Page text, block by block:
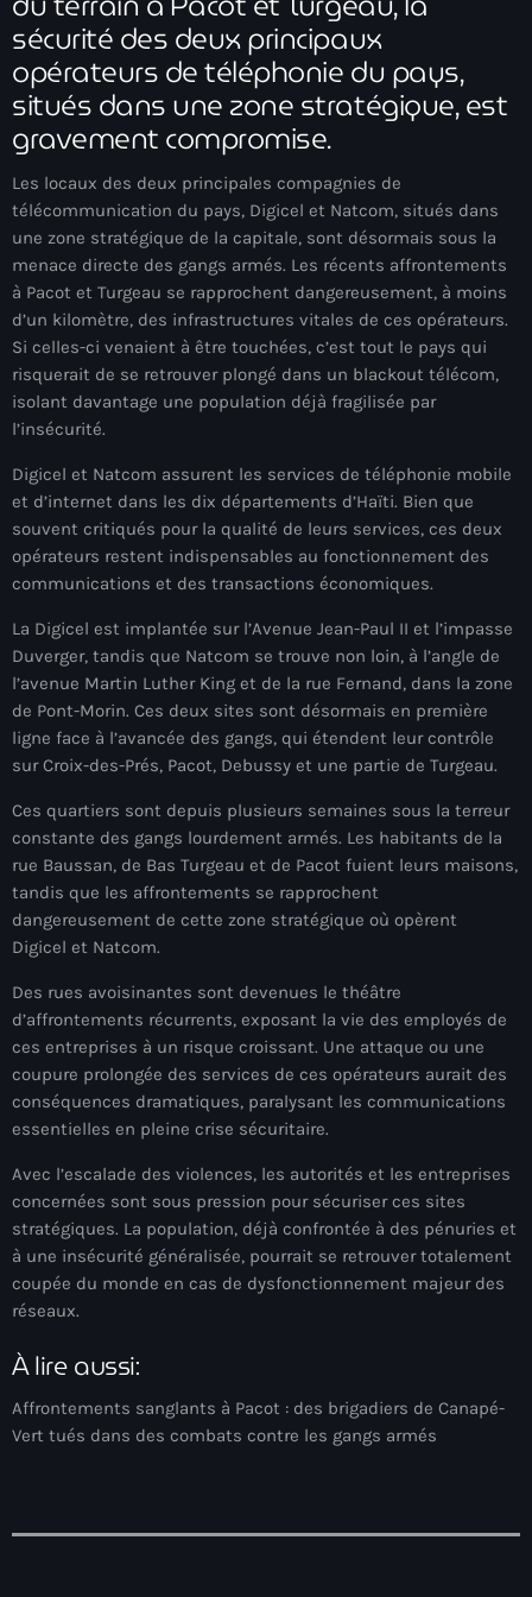
mai 2026
avril 2026
mars 2026
janvier 2026
décembre 2025
novembre 2025
octobre 2025
septembre 2025
août 2025
juillet 2025
juin 2025
mai 2025
avril 2025
mars 2025
février 2025
janvier 2025
décembre 2024
novembre 2024
octobre 2024
septembre 2024
août 2024
juillet 2024
juin 2024
mai 2024
Catégories
: Internet Haiti
#freecarel
#KPK
sécurité des deux principaux
opérateurs de téléphonie du pays,
situés dans une zone stratégique, est
gravement compromise.
Les locaux des deux principales compagnies de
télécommunication du pays, Digicel et Natcom, situés dans
une zone stratégique de la capitale, sont désormais sous la
menace directe des gangs armés. Les récents affrontements
à Pacot et Turgeau se rapprochent dangereusement, à moins
d’un kilomètre, des infrastructures vitales de ces opérateurs.
Si celles-ci venaient à être touchées, c’est tout le pays qui
risquerait de se retrouver plongé dans un blackout télécom,
isolant davantage une population déjà fragilisée par
l’insécurité.
Digicel et Natcom assurent les services de téléphonie mobile
et d’internet dans les dix départements d’Haïti. Bien que
souvent critiqués pour la qualité de leurs services, ces deux
opérateurs restent indispensables au fonctionnement des
communications et des transactions économiques.
La Digicel est implantée sur l’Avenue Jean-Paul II et l’impasse
Duverger, tandis que Natcom se trouve non loin, à l’angle de
l’avenue Martin Luther King et de la rue Fernand, dans la zone
de Pont-Morin. Ces deux sites sont désormais en première
ligne face à l’avancée des gangs, qui étendent leur contrôle
sur Croix-des-Prés, Pacot, Debussy et une partie de Turgeau.
Ces quartiers sont depuis plusieurs semaines sous la terreur
constante des gangs lourdement armés. Les habitants de la
rue Baussan, de Bas Turgeau et de Pacot fuient leurs maisons,
tandis que les affrontements se rapprochent
dangereusement de cette zone stratégique où opèrent
Digicel et Natcom.
Des rues avoisinantes sont devenues le théâtre
d’affrontements récurrents, exposant la vie des employés de
ces entreprises à un risque croissant. Une attaque ou une
coupure prolongée des services de ces opérateurs aurait des
conséquences dramatiques, paralysant les communications
essentielles en pleine crise sécuritaire.
Avec l’escalade des violences, les autorités et les entreprises
concernées sont sous pression pour sécuriser ces sites
stratégiques. La population, déjà confrontée à des pénuries et
à une insécurité généralisée, pourrait se retrouver totalement
coupée du monde en cas de dysfonctionnement majeur des
réseaux.
À lire aussi:
Affrontements sanglants à Pacot : des brigadiers de Canapé-
Vert tués dans des combats contre les gangs armés